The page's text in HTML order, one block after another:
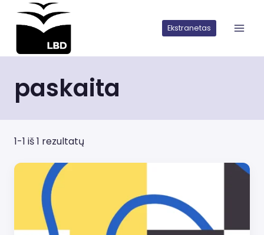
pereiti
turinio
Ekstranetas
paskaita
1-1 iš 1 rezultatų